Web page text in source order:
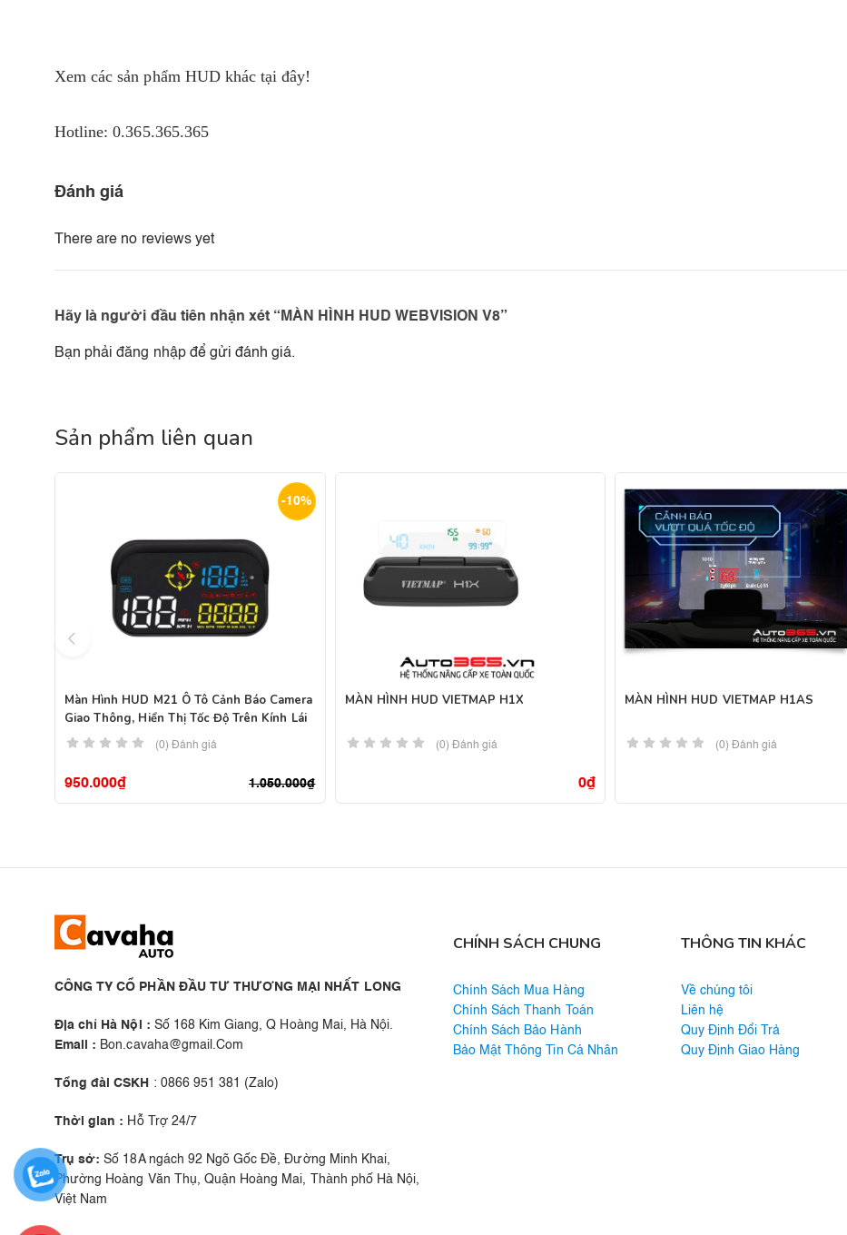
Xem các sản phẩm HUD khác tại đây!
Hotline: 0.365.365.365
Đánh giá
There are no reviews yet
Hãy là người đầu tiên nhận xét “MÀN HÌNH HUD WEBVISION V8”
Bạn phảiđăng nhậpđể gửi đánh giá.
Sản phẩm liên quan
-10%
Màn Hình HUD M21 Ô Tô Cảnh Báo Camera
Giao Thông, Hiển Thị Tốc Độ Trên Kính Lái
(0) Đánh giá
1.050.000₫
950.000₫
MÀN HÌNH HUD VIETMAP H1X
(0) Đánh giá
0₫
MÀN HÌNH HUD VIETMAP H1AS
(0) Đánh giá
CÔNG TY CỔ PHẦN ĐẦU TƯ THƯƠNG MẠI NHẤT LONG
Địa chỉ Hà Nội : Số 168 Kim Giang, Q Hoàng Mai, Hà Nội.
Email : Bon.cavaha@gmail.Com
Tổng đài CSKH : 0866 951 381 (Zalo)
Thời gian : Hỗ Trợ 24/7
Trụ sở: Số 18A ngách 92 Ngõ Gốc Đề, Đường Minh Khai,
Phường Hoàng Văn Thụ, Quận Hoàng Mai, Thành phố Hà Nội,
Việt Nam
CHÍNH SÁCH CHUNG
Chính Sách Mua Hàng
Chính Sách Thanh Toán
Chính Sách Bảo Hành
Bảo Mật Thông Tin Cá Nhân
THÔNG TIN KHÁC
Về chúng tôi
Liên hệ
Quy Định Đổi Trả
Quy Định Giao Hàng